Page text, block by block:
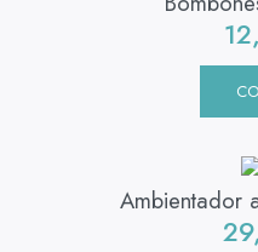
Ambientador